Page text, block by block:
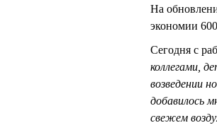
На
экономии
Сегодня с
коллегами,
возведении
добавилось
свежем